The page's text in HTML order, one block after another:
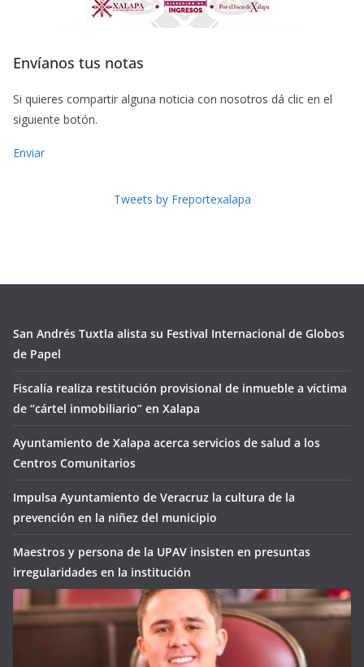
Envíanos tus notas
Si quieres compartir alguna noticia con nosotros dá clic en el
siguiente botón.
Enviar
Tweets by Freportexalapa
San Andrés Tuxtla alista su Festival Internacional de Globos
de Papel
Fiscalía realiza restitución provisional de inmueble a víctima
de “cártel inmobiliario” en Xalapa
Ayuntamiento de Xalapa acerca servicios de salud a los
Centros Comunitarios
Impulsa Ayuntamiento de Veracruz la cultura de la
prevención en la niñez del municipio
Maestros y persona de la UPAV insisten en presuntas
irregularidades en la institución